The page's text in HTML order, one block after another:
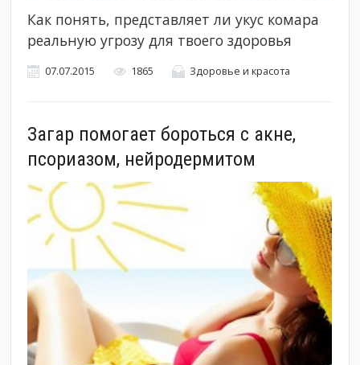
Как понять, представляет ли укус комара
реальную угрозу для твоего здоровья
07.07.2015 1865 Здоровье и красота
Загар помогает бороться с акне,
псориазом, нейродермитом